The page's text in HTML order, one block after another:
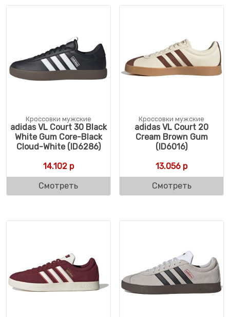
Кроссовки мужские
adidas VL Court 30 Black
White Gum Core-Black
Cloud-White (ID6286)
14.102р
Смотреть
Кроссовки мужские
adidas VL Court 20
Cream Brown Gum
(ID6016)
13.056 р
Смотреть